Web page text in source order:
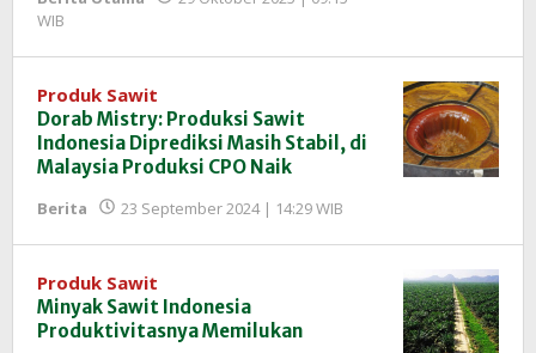
WIB
InfoSAWIT
Produk Sawit
Dorab Mistry: Produksi Sawit
Indonesia Diprediksi Masih Stabil, di
Malaysia Produksi CPO Naik
Berita 23 September 2024 | 14:29 WIB
InfoSAWIT
Produk Sawit
Minyak Sawit Indonesia
Produktivitasnya Memilukan